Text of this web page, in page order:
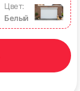
Цвет:
Белый